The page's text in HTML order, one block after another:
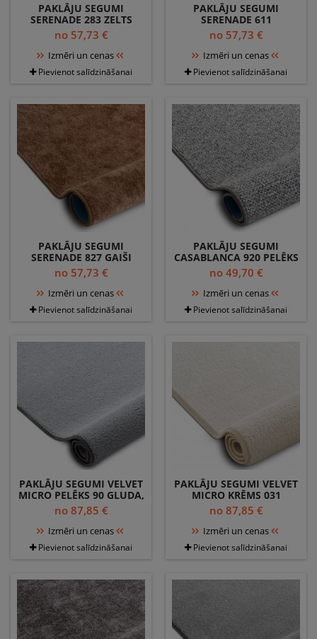
PAKLĀJU SEGUMI
SERENADE 283 ZELTS
no 57,73 €
Izmēri un cenas
Pievienot salīdzināšanai
PAKLĀJU SEGUMI
SERENADE 611
APSTĀDĪJUMI
no 57,73 €
Izmēri un cenas
Pievienot salīdzināšanai
PAKLĀJU SEGUMI
SERENADE 827 GAIŠI
BRŪNS
no 57,73 €
Izmēri un cenas
Pievienot salīdzināšanai
PAKLĀJU SEGUMI
CASABLANCA 920 PELĒKS
no 49,70 €
Izmēri un cenas
Pievienot salīdzināšanai
PAKLĀJU SEGUMI VELVET
MICRO PELĒKS 90 GLUDA,
VIENDABĪGA,
VIENKRĀSAINS
no 87,85 €
Izmēri un cenas
Pievienot salīdzināšanai
PAKLĀJU SEGUMI VELVET
MICRO KRĒMS 031
GLUDA, VIENDABĪGA,
VIENKRĀSAINS
no 87,85 €
Izmēri un cenas
Pievienot salīdzināšanai